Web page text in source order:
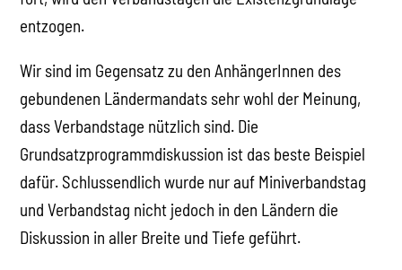
entzogen.
Wir sind im Gegensatz zu den AnhängerInnen des
gebundenen Ländermandats sehr wohl der Meinung,
dass Verbandstage nützlich sind. Die
Grundsatzprogrammdiskussion ist das beste Beispiel
dafür. Schlussendlich wurde nur auf Miniverbandstag
und Verbandstag nicht jedoch in den Ländern die
Diskussion in aller Breite und Tiefe geführt.